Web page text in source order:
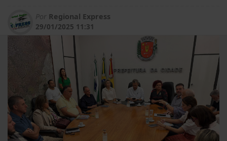
Por Regional Express
29/01/2025 11:31